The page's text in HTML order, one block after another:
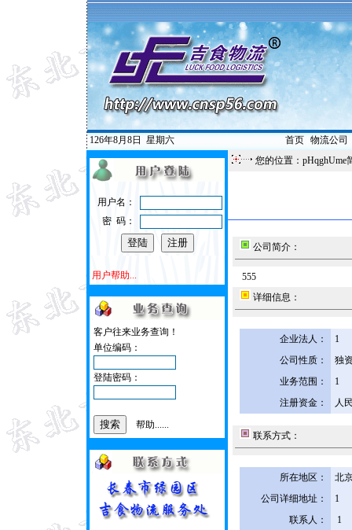
126年8月8日 星期六 首页| 物流公司
用户名：
密 码：
用户帮助...
客户往来业务查询！
单位编码：
登陆密码：
帮助......
您的位置：pHqghUme
公司简介：
555
详细信息：
企业法人：
1
公司性质：
独
业务范围：
1
注册资金：
人
联系方式：
所在地区：
北
公司详细地址：
1
联系人：
1